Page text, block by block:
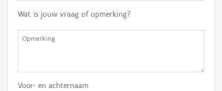
Wat is jouw vraag of opmerking?
Voor- en achternaam